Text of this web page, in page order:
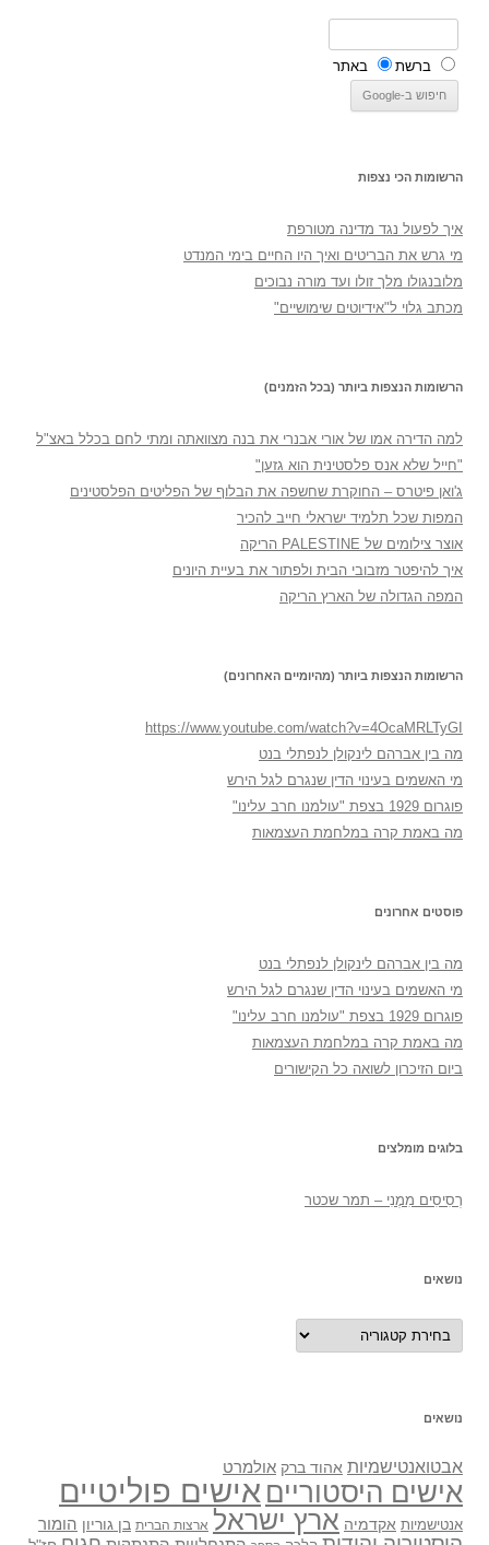
ברשת באתר
הרשומות הכי נצפות
איך לפעול נגד מדינה מטורפת
מי גרש את הבריטים ואיך היו החיים בימי המנדט
מלובנגולו מלך זולו ועד מורה נבוכים
מכתב גלוי ל"אידיוטים שימושיים"
הרשומות הנצפות ביותר (בכל הזמנים)
למה הדירה אמו של אורי אבנרי את בנה מצוואתה ומתי לחם בכלל באצ"ל
"חייל שלא אנס פלסטינית הוא גזען"
ג'ואן פיטרס – החוקרת שחשפה את הבלוף של הפליטים הפלסטינים
המפות שכל תלמיד ישראלי חייב להכיר
אוצר צילומים של PALESTINE הריקה
איך להיפטר מזבובי הבית ולפתור את בעיית היונים
המפה הגדולה של הארץ הריקה
הרשומות הנצפות ביותר (מהיומיים האחרונים)
https://www.youtube.com/watch?v=4OcaMRLTyGI
מה בין אברהם לינקולן לנפתלי בנט
מי האשמים בעינוי הדין שנגרם לגל הירש
פוגרום 1929 בצפת "עולמנו חרב עלינו"
מה באמת קרה במלחמת העצמאות
פוסטים אחרונים
מה בין אברהם לינקולן לנפתלי בנט
מי האשמים בעינוי הדין שנגרם לגל הירש
פוגרום 1929 בצפת "עולמנו חרב עלינו"
מה באמת קרה במלחמת העצמאות
ביום הזיכרון לשואה כל הקישורים
בלוגים מומלצים
רְסִיסִים מִמֶנִי – תמר שכטר
נושאים
נושאים
נושאים
אבטואנטישמיות אהוד ברק אולמרט
אישים היסטוריים אישים פוליטיים
אנטישמיות אקדמיה ארץ ישראל ארצות הברית בן גוריון הומור